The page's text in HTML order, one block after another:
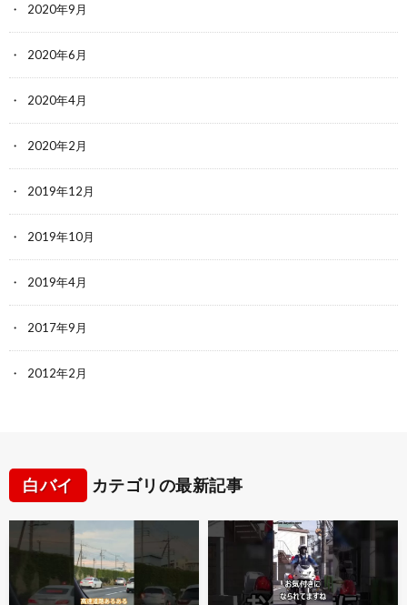
2020年9月
2020年6月
2020年4月
2020年2月
2019年12月
2019年10月
2019年4月
2017年9月
2012年2月
白バイ カテゴリの最新記事